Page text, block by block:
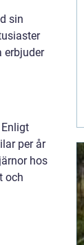
sin
erbjuder
per år
hos
och